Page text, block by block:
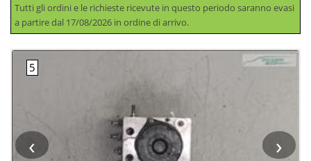
Tutti gli ordini e le richieste ricevute in questo periodo saranno evasi
a partire dal 17/08/2026 in ordine di arrivo.
‹ ›